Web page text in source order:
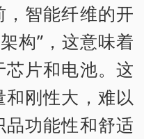
智能纤维的开
构”，这意味着
片和电池。这
刚性大，难以
功能性和舒适